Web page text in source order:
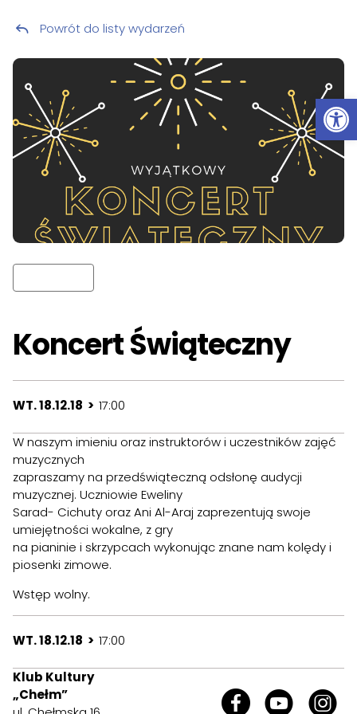
Przeskocz do treści
Koncert Świąteczny
WT. 18.12.18 > 17:00
Powrót do listy wydarzeń
W naszym imieniu oraz instruktorów i uczestników zajęć
muzycznych
zapraszamy na przedświąteczną odsłonę audycji
muzycznej. Uczniowie Eweliny
Sarad- Cichuty oraz Ani Al-Araj zaprezentują swoje
umiejętności wokalne, z gry
na pianinie i skrzypcach wykonując znane nam kolędy i
piosenki zimowe.
Wstęp wolny.
WT. 18.12.18 > 17:00
Klub Kultury
„Chełm”